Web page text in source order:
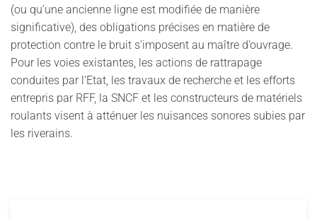
(ou qu’une ancienne ligne est modifiée de manière
significative), des obligations précises en matière de
protection contre le bruit s’imposent au maître d’ouvrage.
Pour les voies existantes, les actions de rattrapage
conduites par l’Etat, les travaux de recherche et les efforts
entrepris par RFF, la SNCF et les constructeurs de matériels
roulants visent à atténuer les nuisances sonores subies par
les riverains.